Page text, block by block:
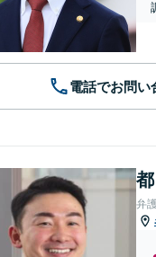
電話でお問い
弁